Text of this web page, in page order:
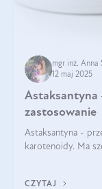
mgr inż. Anna
12 maj 2025
Astaksantyna
zastosowanie
Astaksantyna -
karotenoidy. Ma
CZYTAJ